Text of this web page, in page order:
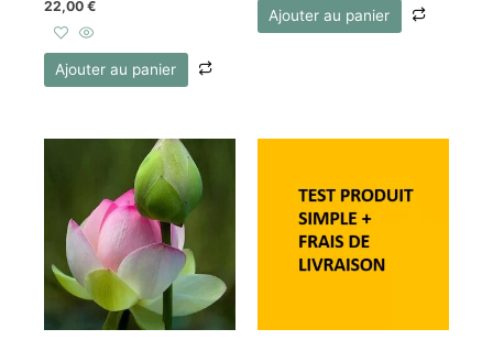
Note
0
sur
22,00 €
Ajouter au panier
Ajouter au panier